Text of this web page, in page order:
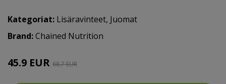
Kategoriat: Lisäravinteet, Juomat
Brand:Chained Nutrition
45.9 EUR 68.7 EUR